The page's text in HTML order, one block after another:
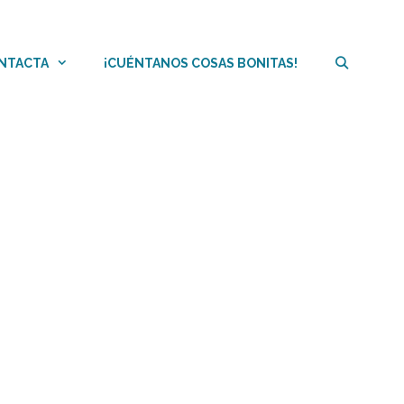
¡CUÉNTANOS COSAS BONITAS!